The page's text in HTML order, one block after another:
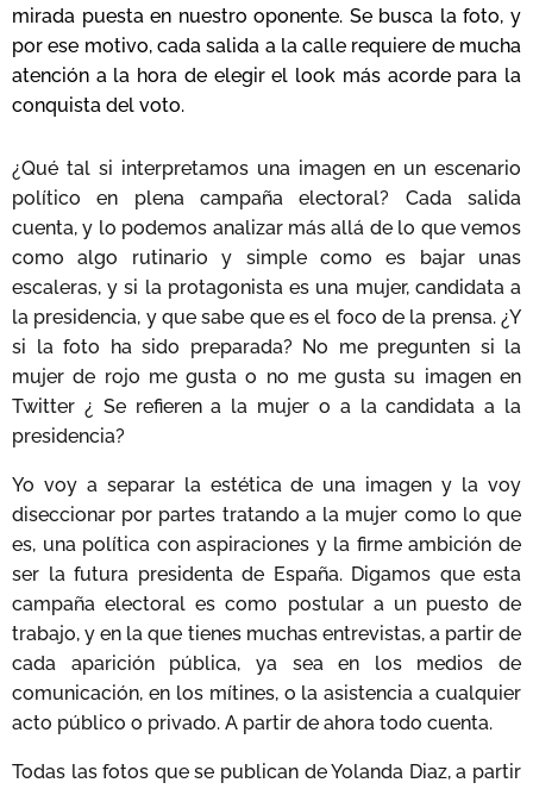
mirada puesta en nuestro oponente. Se busca la foto, y
por ese motivo, cada salida a la calle requiere de mucha
atención a la hora de elegir el look más acorde para la
conquista del voto.
¿Qué tal si interpretamos una imagen en un escenario
político en plena campaña electoral? Cada salida
cuenta, y lo podemos analizar más allá de lo que vemos
como algo rutinario y simple como es bajar unas
escaleras, y si la protagonista es una mujer, candidata a
la presidencia, y que sabe que es el foco de la prensa. ¿Y
si la foto ha sido preparada? No me pregunten si la
mujer de rojo me gusta o no me gusta su imagen en
Twitter ¿ Se refieren a la mujer o a la candidata a la
presidencia?
Yo voy a separar la estética de una imagen y la voy
diseccionar por partes tratando a la mujer como lo que
es, una política con aspiraciones y la firme ambición de
ser la futura presidenta de España. Digamos que esta
campaña electoral es como postular a un puesto de
trabajo, y en la que tienes muchas entrevistas, a partir de
cada aparición pública, ya sea en los medios de
comunicación, en los mítines, o la asistencia a cualquier
acto público o privado. A partir de ahora todo cuenta.
Todas las fotos que se publican de Yolanda Diaz, a partir